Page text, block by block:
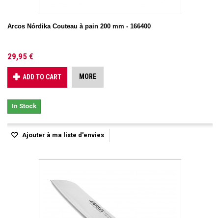
Arcos Nórdika Couteau à pain 200 mm - 166400
29,95 €
ADD TO CART MORE
In Stock
Ajouter à ma liste d'envies